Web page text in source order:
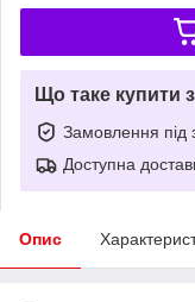
Що таке купити
Замовлення під
Доступна
Опис